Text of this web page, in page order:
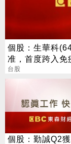
個股：生華科
准，首度跨入免
台股
個股：勤誠Q2